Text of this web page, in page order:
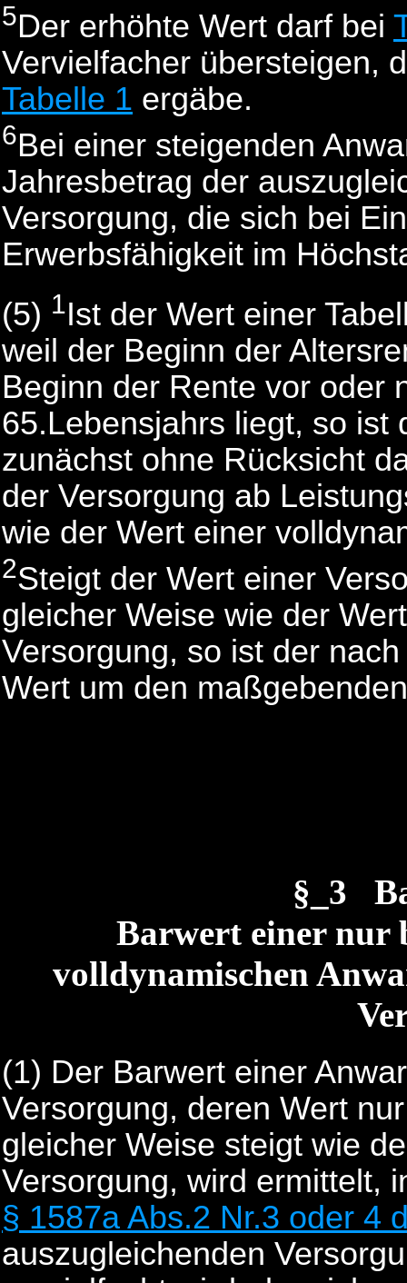
5Der erhöhte Wert darf bei
Vervielfacher übersteigen,
Tabelle 1 ergäbe.
6Bei einer steigenden
Jahresbetrag der
Versorgung, die sich bei
Erwerbsfähigkeit im
(5) 1Ist der Wert einer
weil der Beginn der
Beginn der Rente vor oder
65.Lebensjahrs liegt, so ist
zunächst ohne Rücksicht
der Versorgung ab
wie der Wert einer
2Steigt der Wert einer
gleicher Weise wie der
Versorgung, so ist der
Wert um den
§_3
Barwert einer nur
volldynamischen
(1) Der Barwert einer
Versorgung, deren Wert
gleicher Weise steigt wie
Versorgung, wird ermittelt,
§ 1587a Abs.2 Nr.3 oder 4
auszugleichenden